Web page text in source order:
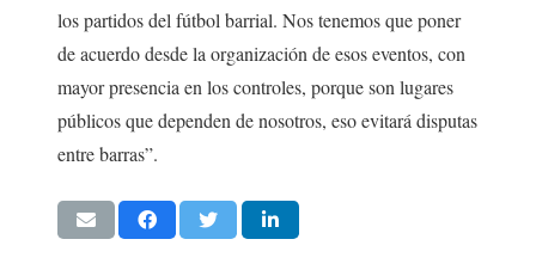
los partidos del fútbol barrial. Nos tenemos que poner
de acuerdo desde la organización de esos eventos, con
mayor presencia en los controles, porque son lugares
públicos que dependen de nosotros, eso evitará disputas
entre barras”.